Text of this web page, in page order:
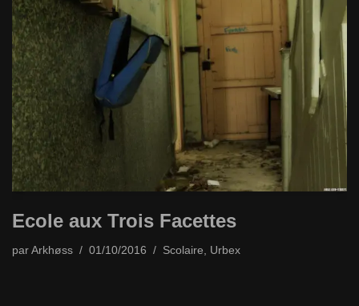
Ecole aux Trois Facettes
par Arkhøss 01/10/2016 Scolaire, Urbex